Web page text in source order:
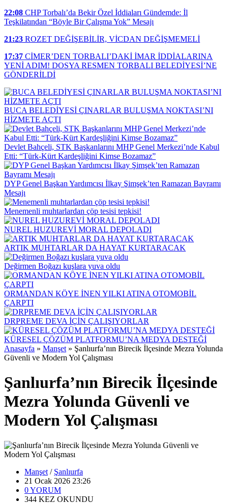
22:08 CHP Torbalı’da Bekir Özel İddiaları Gündemde: İl
Teşkilatından “Böyle Bir Çalışma Yok” Mesajı
21:23 ROZET DEĞİŞEBİLİR, VİCDAN DEĞİŞMEMELİ
17:37 CİMER’DEN TORBALI’DAKİ İMAR İDDİALARINA
YENİ ADIM! DOSYA RESMEN TORBALI BELEDİYESİ’NE
GÖNDERİLDİ
BUCA BELEDİYESİ ÇINARLAR BULUŞMA NOKTASI’NI
HİZMETE AÇTI
Devlet Bahçeli, STK Başkanlarını MHP Genel Merkezi’nde Kabul
Etti: “Türk-Kürt Kardeşliğini Kimse Bozamaz”
DYP Genel Başkan Yardımcısı İlkay Şimşek’ten Ramazan Bayramı
Mesajı
Menemenli muhtarlardan çöp tesisi tepkisi!
NUREL HUZUREVİ MORAL DEPOLADI
ARTIK MUHTARLAR DA HAYAT KURTARACAK
Değirmen Boğazı kuşlara yuva oldu
ORMANDAN KÖYE İNEN YILKI ATINA OTOMOBİL
ÇARPTI
DRPREME DEVA İÇİN ÇALIŞIYORLAR
KÜRESEL ÇÖZÜM PLATFORMU’NA MEDYA DESTEĞİ
Anasayfa » Manşet » Şanlıurfa’nın Birecik İlçesinde Mezra Yolunda
Güvenli ve Modern Yol Çalışması
Şanlıurfa’nın Birecik İlçesinde
Mezra Yolunda Güvenli ve
Modern Yol Çalışması
Manşet / Şanlıurfa
21 Ocak 2026 23:26
0YORUM
344 KEZ OKUNDU